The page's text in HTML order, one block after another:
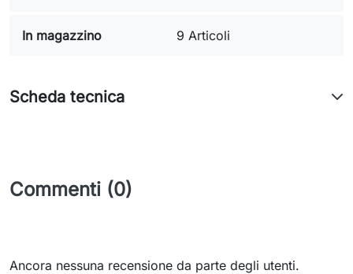
In magazzino 9 Articoli
Scheda tecnica
Commenti (0)
Ancora nessuna recensione da parte degli utenti.